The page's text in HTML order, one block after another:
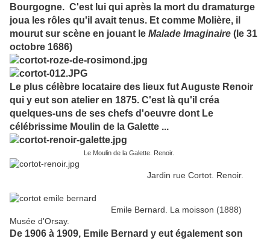
Bourgogne. C'est lui qui après la mort du dramaturge
joua les rôles qu'il avait tenus. Et comme Molière, il
mourut sur scène en jouant le Malade Imaginaire (le 31
octobre 1686)
Le plus célèbre locataire des lieux fut Auguste Renoir
qui y eut son atelier en 1875. C'est là qu'il créa
quelques-uns de ses chefs d'oeuvre dont Le
célébrissime Moulin de la Galette ...
Le Moulin de la Galette. Renoir.
Jardin rue Cortot. Renoir.
Emile Bernard. La moisson (1888)
Musée d'Orsay.
De 1906 à 1909, Emile Bernard y eut également son